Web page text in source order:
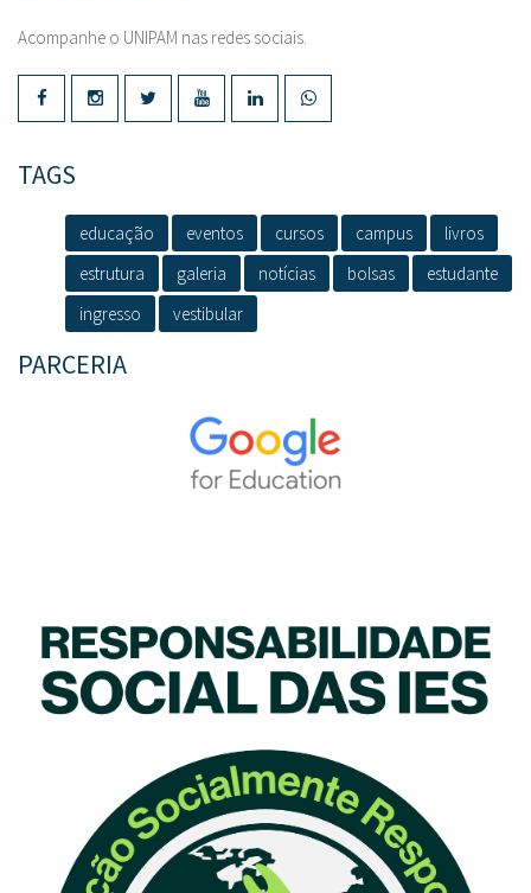
Acompanhe o UNIPAM nas redes sociais.
TAGS
educação eventos cursos campus
livros
estrutura
galeria notícias bolsas
estudante
ingresso
vestibular
PARCERIA